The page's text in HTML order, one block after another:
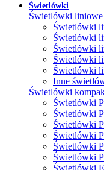
Świetlówki
Świetlówki liniowe
Świetlówki
Świetlówki
Świetlówki
Świetlówki
Świetlówki
Inne
Świetlówki
Świetlówki
Świetlówki
Świetlówki
Świetlówki
Świetlówki
Świetlówki
Świetlówki